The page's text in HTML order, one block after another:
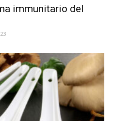
immunitario del